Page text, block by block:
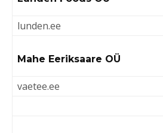
lunden.ee
Mahe Eeriksaare OÜ
vaetee.ee